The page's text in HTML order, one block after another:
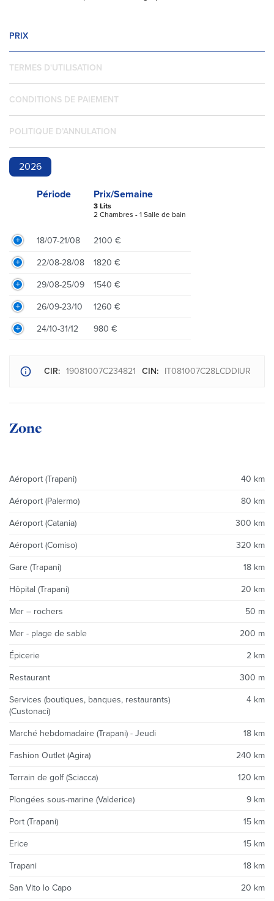
PRIX
TERMES D'UTILISATION
CONDITIONS DE PAIEMENT
POLITIQUE D’ANNULATION
2026
Période Prix/Semaine
3 Lits
2 Chambres - 1 Salle de bain
18/07-21/08 2100 €
22/08-28/08 1820 €
29/08-25/09 1540 €
26/09-23/10 1260 €
24/10-31/12 980 €
CIR: 19081007C234821 CIN: IT081007C28LCDDIUR
Zone
Aéroport (Trapani) 40 km
Aéroport (Palermo) 80 km
Aéroport (Catania) 300 km
Aéroport (Comiso) 320 km
Gare (Trapani) 18 km
Hôpital (Trapani) 20 km
Mer – rochers 50 m
Mer - plage de sable 200 m
Épicerie 2 km
Restaurant 300 m
Services (boutiques, banques, restaurants)
(Custonaci)
4 km
Marché hebdomadaire (Trapani) - Jeudi 18 km
Fashion Outlet (Agira) 240 km
Terrain de golf (Sciacca) 120 km
Plongées sous-marine (Valderice) 9 km
Port (Trapani) 15 km
Erice 15 km
Trapani 18 km
San Vito lo Capo 20 km